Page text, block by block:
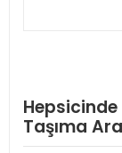
Hepsicinde
Taşıma